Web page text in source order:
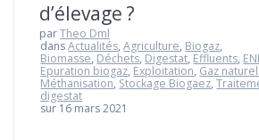
d’élevage ?
parTheo Dml
dansActualités,Agriculture, Biogaz,
Biomasse, Déchets, Digestat, Effluents,
Epuration biogaz, Exploitation, Gaz naturel
Méthanisation, Stockage Biogaez,
digestat
sur 16 mars 2021